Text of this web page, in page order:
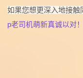
如果您想更深入地接触
p老司机萌新真诚以对！